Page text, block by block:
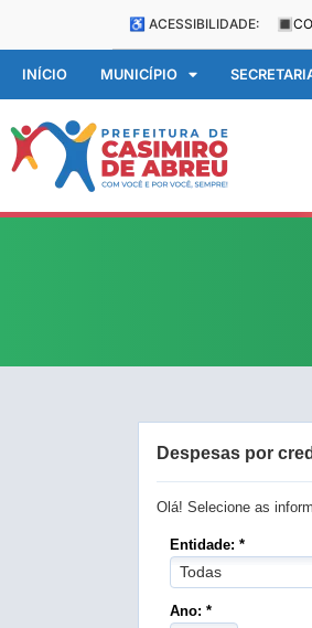
♿ ACESSIBILIDADE: 🔳
INÍCIO MUNICÍPIO